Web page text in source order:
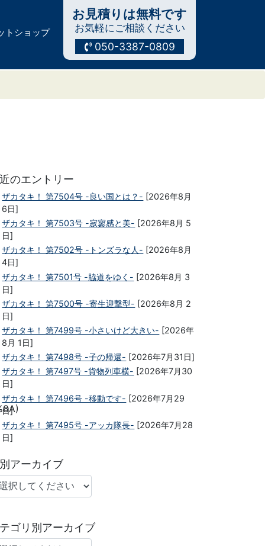
トショップ
お見積りは無料です
お気軽にご相談ください
050-3387-0809
のエントリー
ザカタキ！ 第7504号 -良い国とは？- [2026年8月
6日]
ザカタキ！ 第7503号 -寂寥感と美- [2026年8月 5
日]
ザカタキ！ 第7502号 -トンズラな人- [2026年8月
4日]
ザカタキ！ 第7501号 -脇道をゆく- [2026年8月 3
日]
ザカタキ！ 第7500号 -寄生迎撃型- [2026年8月 2
日]
ザカタキ！ 第7499号 -小さいけど大きい- [2026年
8月 1日]
ザカタキ！ 第7498号 -子の帰還- [2026年7月31日]
ザカタキ！ 第7497号 -貨物列車横- [2026年7月30
日]
ザカタキ！ 第7496号 -移動です- [2026年7月29
日]
ザカタキ！ 第7495号 -アッカ隊長- [2026年7月28
日]
アーカイブ
ゴリ別アーカイブ